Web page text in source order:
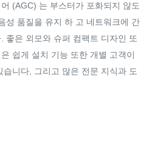
(AGC) 는 부스터가 포화되지 않도
성 품질을 유지 하 고 네트워크에 간
좋은 외모와 슈퍼 컴팩트 디자인 또
쉽게 설치 기능 또한 개별 고객이
니다, 그리고 많은 전문 지식과 도